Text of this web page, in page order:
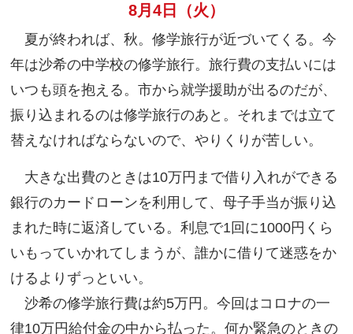
8月4日（火）
夏が終われば、秋。修学旅行が近づいてくる。今
年は沙希の中学校の修学旅行。旅行費の支払いには
いつも頭を抱える。市から就学援助が出るのだが、
振り込まれるのは修学旅行のあと。それまでは立て
替えなければならないので、やりくりが苦しい。
大きな出費のときは10万円まで借り入れができる
銀行のカードローンを利用して、母子手当が振り込
まれた時に返済している。利息で1回に1000円くら
いもっていかれてしまうが、誰かに借りて迷惑をか
けるよりずっといい。
沙希の修学旅行費は約5万円。今回はコロナの一
律10万円給付金の中から払った。何か緊急のときの